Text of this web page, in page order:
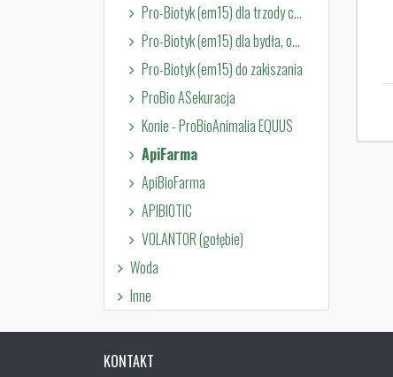
Pro-Biotyk (em15) dla trzody chlewnej
Pro-Biotyk (em15) dla bydła, owiec i kóz
Pro-Biotyk (em15) do zakiszania
ProBio ASekuracja
Konie - ProBioAnimalia EQUUS
ApiFarma
ApiBioFarma
APIBIOTIC
VOLANTOR (gołębie)
Woda
Inne
KONTAKT